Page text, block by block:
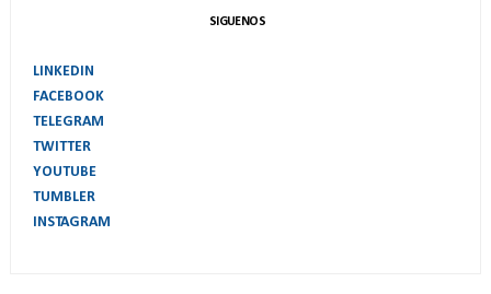
SIGUENOS
LINKEDIN
FACEBOOK
TELEGRAM
TWITTER
YOUTUBE
TUMBLER
INSTAGRAM